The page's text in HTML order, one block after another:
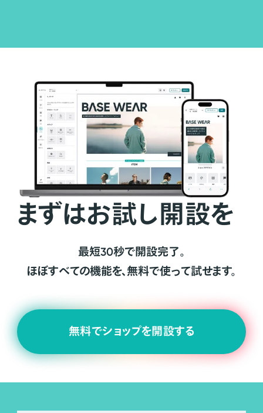
まずはお試し開設を
最短30秒で開設完了。
ほぼすべての機能を、無料で使って試せます。
無料でショップを開設する